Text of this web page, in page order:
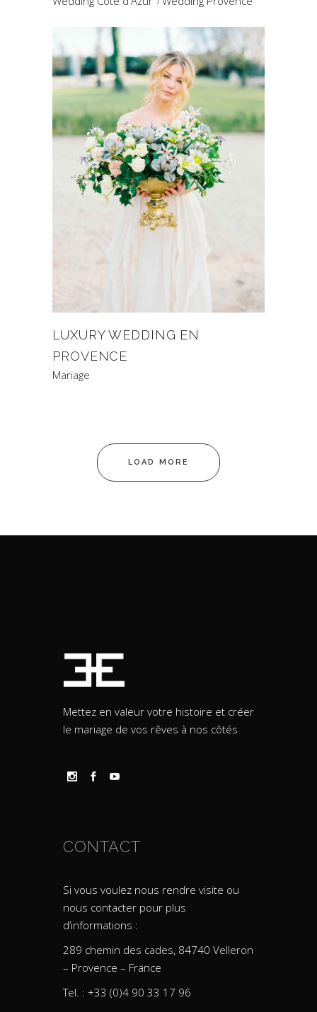
LUXURY WEDDING EN
PROVENCE
Mariage
LOAD MORE
Mettez en valeur votre histoire et créer
le mariage de vos rêves à nos côtés
CONTACT
Si vous voulez nous rendre visite ou
nous contacter pour plus
d’informations :
289 chemin des cades, 84740 Velleron
– Provence – France
Tel. : +33 (0)4 90 33 17 96